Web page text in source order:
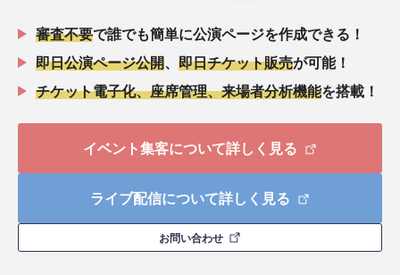
審査不要で誰でも簡単に公演ページを作成できる！
即日公演ページ公開
即日チケット販売が可能！
チケット電子化、座席管理、来場者分析機能を搭載！
イベント集客について詳しく見る
ライブ配信について詳しく見る
お問い合わせ